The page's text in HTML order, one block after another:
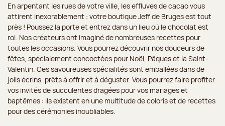
En arpentant les rues de votre ville, les effluves de cacao vous
attirent inexorablement : votre boutique Jeff de Bruges est tout
près ! Poussez la porte et entrez dans un lieu où le chocolat est
roi. Nos créateurs ont imaginé de nombreuses recettes pour
toutes les occasions. Vous pourrez découvrir nos douceurs de
fêtes, spécialement concoctées pour Noël, Pâques et la Saint-
Valentin. Ces savoureuses spécialités sont emballées dans de
jolis écrins, prêts à offrir et à déguster. Vous pourrez faire profiter
vos invités de succulentes dragées pour vos mariages et
baptêmes : ils existent en une multitude de coloris et de recettes
pour des cérémonies inoubliables.